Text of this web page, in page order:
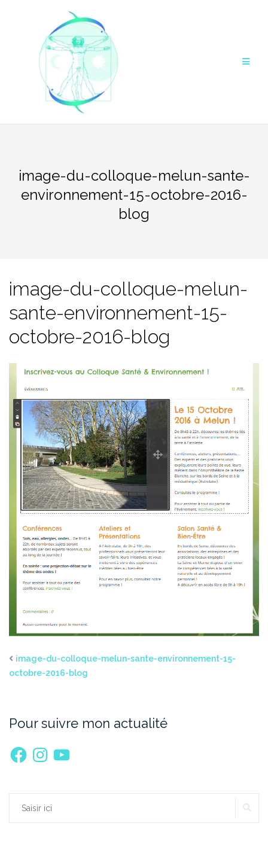
image-du-colloque-melun-sante-
environnement-15-octobre-2016-
blog
image-du-colloque-melun-
sante-environnement-15-
octobre-2016-blog
image-du-colloque-melun-sante-environnement-15-
octobre-2016-blog
Pour suivre mon actualité
FacebookInstagramYouTube
Rechercher :